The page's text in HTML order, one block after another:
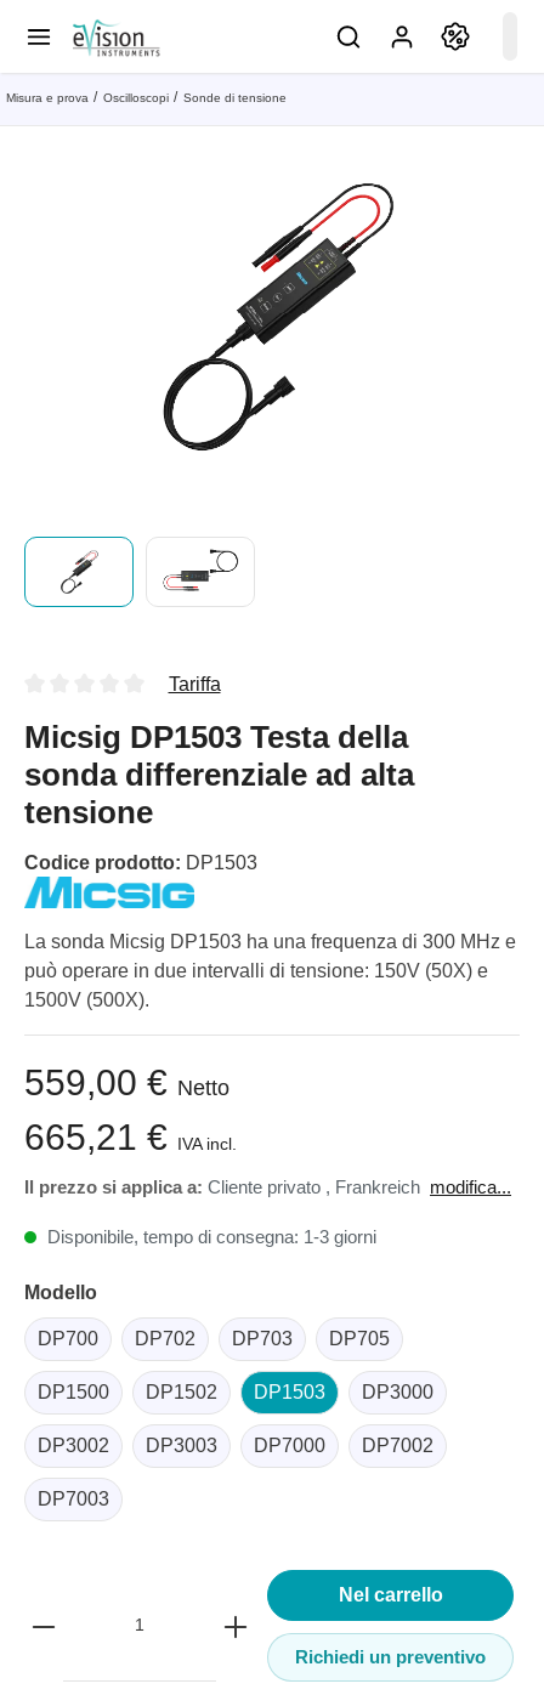
Misura e prova Oscilloscopi Sonde di tensione
Tariffa
Micsig DP1503 Testa della
sonda differenziale ad alta
tensione
Codice prodotto: DP1503
La sonda Micsig DP1503 ha una frequenza di 300 MHz e
può operare in due intervalli di tensione: 150V (50X) e
1500V (500X).
559,00 € Netto
665,21 € IVA incl.
Il prezzo si applica a: Cliente privato , Frankreich modifica...
Disponibile, tempo di consegna: 1-3 giorni
Modello
DP700 DP702 DP703 DP705
DP1500 DP1502 DP1503 DP3000
DP3002 DP3003 DP7000 DP7002
DP7003
Nel carrello
Richiedi un preventivo